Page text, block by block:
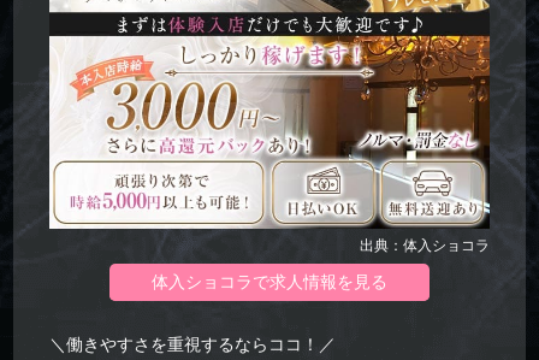
出典：体入ショコラ
体入ショコラで求人情報を見る
＼働きやすさを重視するならココ！／